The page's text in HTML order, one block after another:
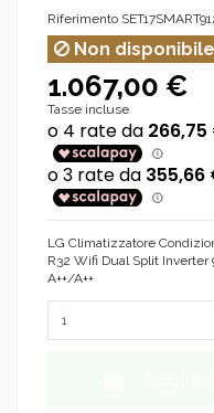
Riferimento
Non disponibile
1.067,00 €
Tasse incluse
LG Climatizzatore
R32 Wifi Dual Split Inverter
A++/A++